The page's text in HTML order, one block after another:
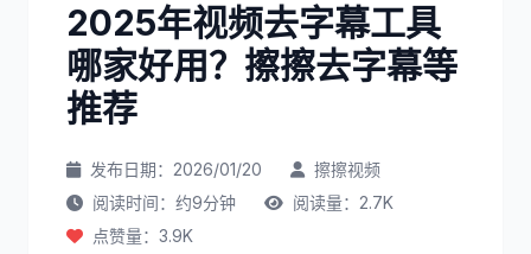
2025年视频去字幕工具
哪家好用？擦擦去字幕等
推荐
发布日期：2026/01/20
擦擦视频
阅读时间：约9分钟
阅读量：2.7K
点赞量：3.9K